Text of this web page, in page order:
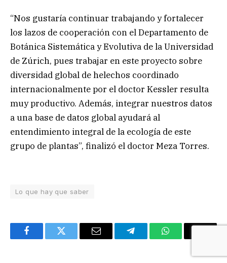
“Nos gustaría continuar trabajando y fortalecer
los lazos de cooperación con el Departamento de
Botánica Sistemática y Evolutiva de la Universidad
de Zúrich, pues trabajar en este proyecto sobre
diversidad global de helechos coordinado
internacionalmente por el doctor Kessler resulta
muy productivo. Además, integrar nuestros datos
a una base de datos global ayudará al
entendimiento integral de la ecología de este
grupo de plantas”, finalizó el doctor Meza Torres.
Lo que hay que saber
FacebookTwitter Email TelegramWhatsApp
Link